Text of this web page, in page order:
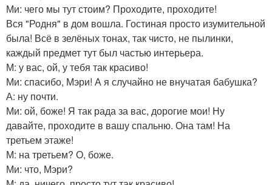
Ми: чего мы тут стоим? Проходите, проходите!
Вся "Родня" в дом вошла. Гостиная просто изумительной
была! Всё в зелёных тонах, так чисто, не пылинки,
каждый предмет тут был частью интерьера.
М: у вас, ой, у тебя так красиво!
Ми: спасибо, Мэри! А я случайно не внучатая бабушка?
А: ну почти.
Ми: ой, боже! Я так рада за вас, дорогие мои! Ну
давайте, проходите в вашу спальню. Она там! На
третьем этаже!
М: на третьем? О, боже.
Ми: что, Мэри?